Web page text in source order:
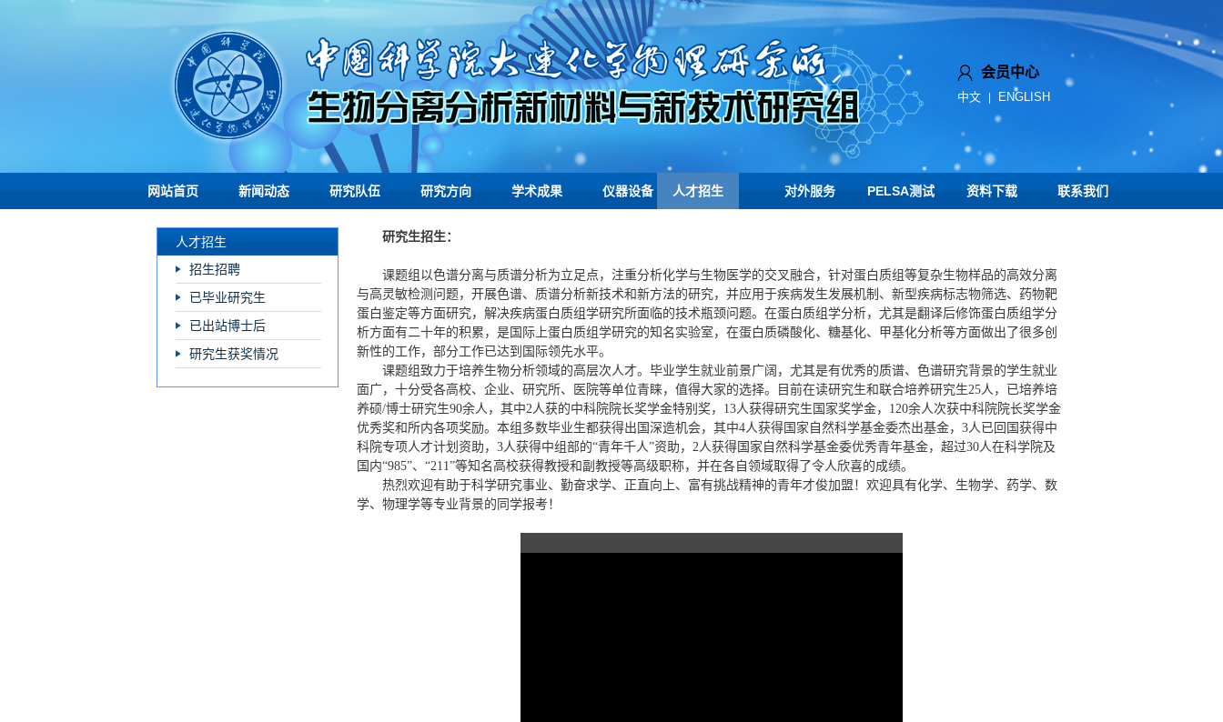
会员中心
中文 ENGLISH
网站首页 新闻动态 研究队伍 研究方向 学术成果 仪器设备 人才招生 对外服务 PELSA测试 资料下载 联系我们
人才招生
招生招聘
已毕业研究生
已出站博士后
研究生获奖情况
研究生招生：
课题组以色谱分离与质谱分析为立足点，注重分析化学与生物医学的交叉融合，针对蛋白质组等复杂生物样品的高效分离
与高灵敏检测问题，开展色谱、质谱分析新技术和新方法的研究，并应用于疾病发生发展机制、新型疾病标志物筛选、药物靶
蛋白鉴定等方面研究，解决疾病蛋白质组学研究所面临的技术瓶颈问题。在蛋白质组学分析，尤其是翻译后修饰蛋白质组学分
析方面有二十年的积累，是国际上蛋白质组学研究的知名实验室，在蛋白质磷酸化、糖基化、甲基化分析等方面做出了很多创
新性的工作，部分工作已达到国际领先水平。
课题组致力于培养生物分析领域的高层次人才。毕业学生就业前景广阔，尤其是有优秀的质谱、色谱研究背景的学生就业
面广，十分受各高校、企业、研究所、医院等单位青睐，值得大家的选择。目前在读研究生和联合培养研究生25人，已培养培
养硕/博士研究生90余人，其中2人获的中科院院长奖学金特别奖，13人获得研究生国家奖学金，120余人次获中科院院长奖学金
优秀奖和所内各项奖励。本组多数毕业生都获得出国深造机会，其中4人获得国家自然科学基金委杰出基金，3人已回国获得中
科院专项人才计划资助，3人获得中组部的“青年千人”资助，2人获得国家自然科学基金委优秀青年基金，超过30人在科学院及
国内“985”、“211”等知名高校获得教授和副教授等高级职称，并在各自领域取得了令人欣喜的成绩。
热烈欢迎有助于科学研究事业、勤奋求学、正直向上、富有挑战精神的青年才俊加盟！欢迎具有化学、生物学、药学、数
学、物理学等专业背景的同学报考！